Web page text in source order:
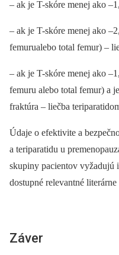
–⁠ ak je T-skóre menej ako
–⁠ ak je T-skóre menej ako
femurualebo total femur) –⁠
–⁠ ak je T-skóre menej ako
femuru alebo total femur) a
fraktúra –⁠ liečba
Údaje o efektivite a
a teriparatidu u
skupiny pacientov vyžadujú
dostupné relevantné
Záver